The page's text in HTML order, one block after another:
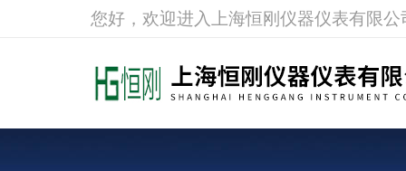
您好，欢迎进入上海恒刚仪器仪表有限公